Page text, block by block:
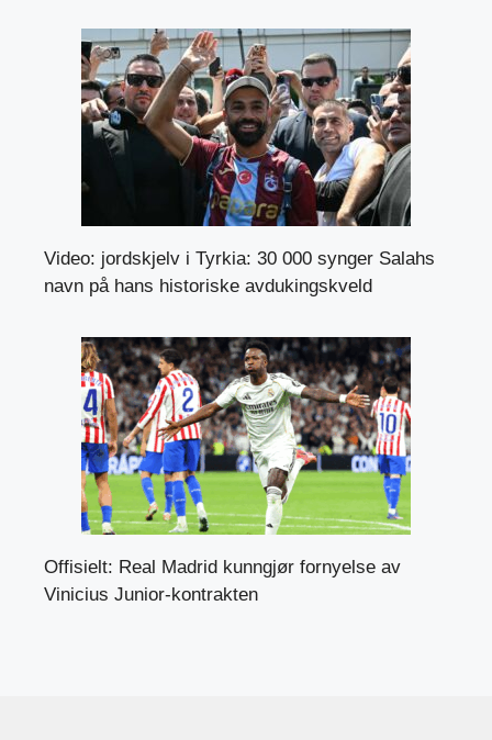
Video: jordskjelv i Tyrkia: 30 000 synger Salahs
navn på hans historiske avdukingskveld
Offisielt: Real Madrid kunngjør fornyelse av
Vinicius Junior-kontrakten